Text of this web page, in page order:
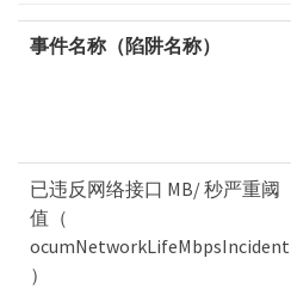
事件名称（陷阱名称）
已违反网络接口 MB/ 秒严重阈
值（
ocumNetworkLifeMbpsIncident
）